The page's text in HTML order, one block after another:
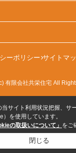
ーポリシー サイトマ
有限会社共栄住宅 All
サイト利用状況把握、サ
を使用しています。
の取扱いについて」 をご
閉じる